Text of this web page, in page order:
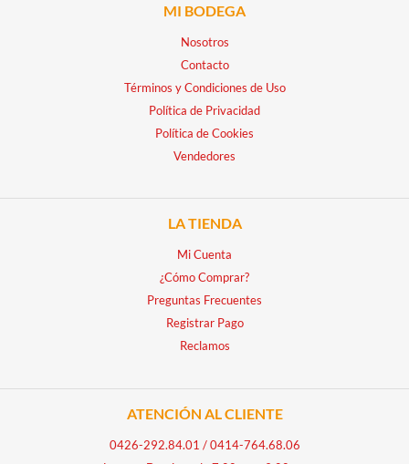
MI BODEGA
Nosotros
Contacto
Términos y Condiciones de Uso
Política de Privacidad
Política de Cookies
Vendedores
LA TIENDA
Mi Cuenta
¿Cómo Comprar?
Preguntas Frecuentes
Registrar Pago
Reclamos
ATENCIÓN AL CLIENTE
0426-292.84.01 /0414-764.68.06